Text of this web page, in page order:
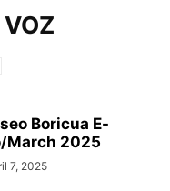
Boricua E-
March 2025
7, 2025